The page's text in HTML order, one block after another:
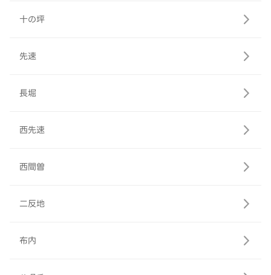
十の坪
先速
長堀
西先速
西間曽
二反地
布内